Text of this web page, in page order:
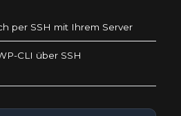
per SSH mit Ihrem Server
CLI über SSH